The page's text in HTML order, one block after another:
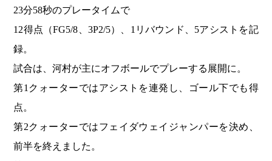
23分58秒のプレータイムで
12得点（FG5/8、3P2/5）、1リバウンド、5アシストを記
録。
試合は、河村が主にオフボールでプレーする展開に。
第1クォーターではアシストを連発し、ゴール下でも得
点。
第2クォーターではフェイダウェイジャンパーを決め、
前半を終えました。